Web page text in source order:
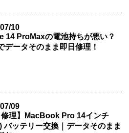
10
14 ProMaxの電池持ちが悪い？
データそのまま即日修理！
09
修理】MacBook Pro 14インチ
バッテリー交換｜データそのまま